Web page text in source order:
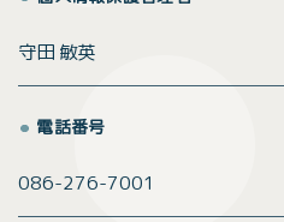
守田 敏英
電話番号
086-276-7001